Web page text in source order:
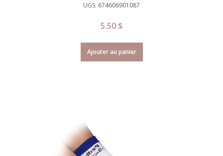
UGS: 674606901087
5.50 $
Ajouter au panier